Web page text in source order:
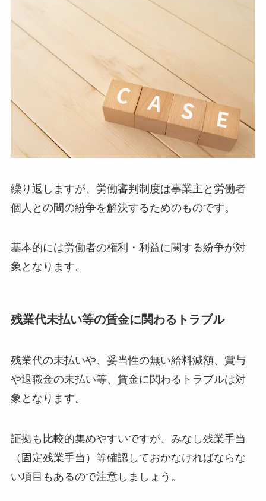
繰り返しますが、労働審判制度は事業主と労働者
個人との間の紛争を解決するためのものです。
基本的には労働者の権利・利益に関する紛争が対
象となります。
残業代未払い等の賃金に関わるトラブル
残業代の未払いや、妥当性の無い給料減額、賞与
や退職金の未払い等、賃金に関わるトラブルは対
象となります。
証拠も比較的集めやすいですが、みなし残業手当
（固定残業手当）等確認しておかなければならな
い項目もあるので注意しましょう。